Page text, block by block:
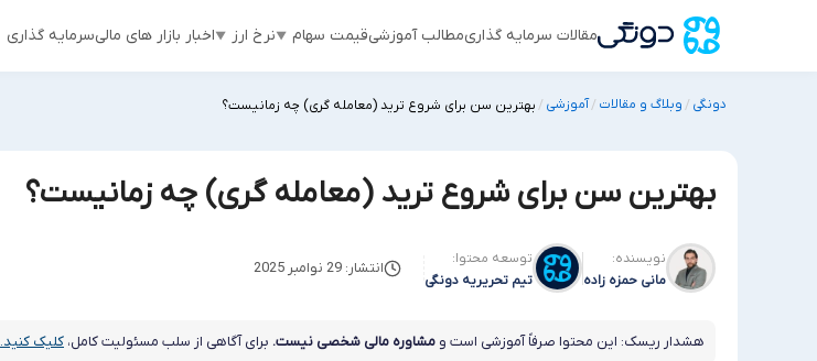
مقالات سرمایه گذاریمطالب آموزشیقیمت سهام نرخ ارز اخبار بازار های مالیسرمایه گذاری
دونگی /وبلاگ و مقالات /آموزشی /بهترین سن برای شروع ترید (معامله گری) چه زمانیست؟
بهترین سن برای شروع ترید (معامله گری) چه زمانیست؟
نویسنده:
مانی حمزه زاده
توسعه محتوا:
تیم تحریریه دونگی
انتشار: 29 نوامبر 2025
هشدار ریسک: این محتوا صرفاً آموزشی است و مشاوره مالی شخصی نیست. برای آگاهی از سلب مسئولیت کامل، کلیک کنید.